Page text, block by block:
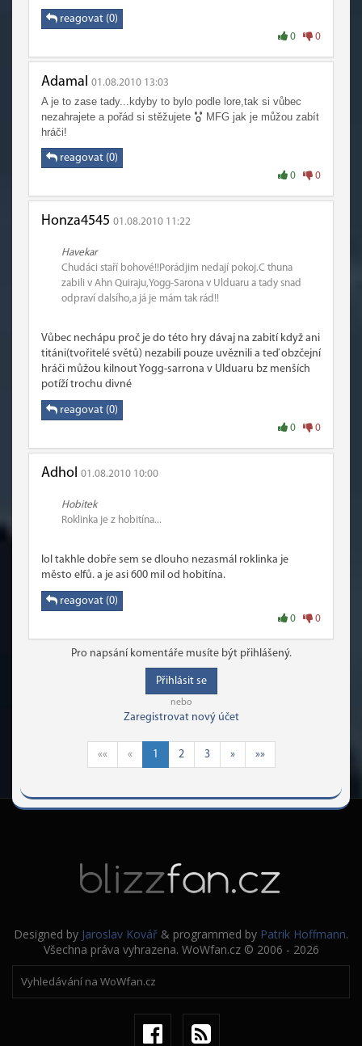
reagovat (0)
0 0
Adamal 01.08.2010 13:03
A je to zase tady...kdyby to bylo podle lore,tak si vůbec
nezahrajete a pořád si stěžujete
MFG jak je můžou zabít
hráči!
reagovat (0)
0 0
Honza4545 01.08.2010 11:22
Havekar
Chudáci staří bohové!!Porádjim nedají pokoj.C thuna
zabili v Ahn Quiraju,Yogg-Sarona v Ulduaru a tady snad
odpraví dalsího,a já je mám tak rád!!
Vůbec nechápu proč je do této hry dávaj na zabití když ani
titáni(tvořitelé světů) nezabili pouze uvěznili a teď obzčejní
hráči můžou kilnout Yogg-sarrona v Ulduaru bz menších
potíží trochu divné
reagovat (0)
0 0
Adhol 01.08.2010 10:00
Hobitek
Roklinka je z hobitína...
lol takhle dobře sem se dlouho nezasmál roklinka je
město elfů. a je asi 600 mil od hobitína.
reagovat (0)
0 0
Pro napsání komentáře musíte být přihlášený.
Přihlásit se
nebo
Zaregistrovat nový účet
«« « 1 2 3 » »»
Designed by Jaroslav Kovář & programmed by Patrik Hoffmann.
Všechna práva vyhrazena. WoWfan.cz © 2006 - 2026